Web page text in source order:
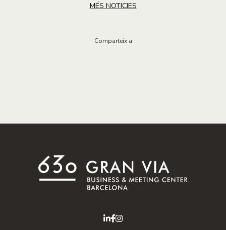
MÉS NOTICIES
Comparteix a